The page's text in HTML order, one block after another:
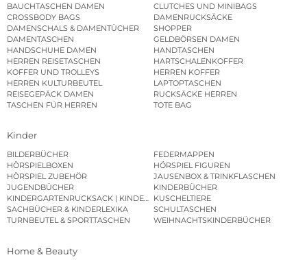
BAUCHTASCHEN DAMEN
CLUTCHES UND MINIBAGS
CROSSBODY BAGS
DAMENRUCKSÄCKE
DAMENSCHALS & DAMENTÜCHER
SHOPPER
DAMENTASCHEN
GELDBÖRSEN DAMEN
HANDSCHUHE DAMEN
HANDTASCHEN
HERREN REISETASCHEN
HARTSCHALENKOFFER
KOFFER UND TROLLEYS
HERREN KOFFER
HERREN KULTURBEUTEL
LAPTOPTASCHEN
REISEGEPÄCK DAMEN
RUCKSÄCKE HERREN
TASCHEN FÜR HERREN
TOTE BAG
Kinder
BILDERBÜCHER
FEDERMAPPEN
HÖRSPIELBOXEN
HÖRSPIEL FIGUREN
HÖRSPIEL ZUBEHÖR
JAUSENBOX & TRINKFLASCHEN
JUGENDBÜCHER
KINDERBÜCHER
KINDERGARTENRUCKSACK | KINDERGARTENBEUTEL
KUSCHELTIERE
SACHBÜCHER & KINDERLEXIKA
SCHULTASCHEN
TURNBEUTEL & SPORTTASCHEN
WEIHNACHTSKINDERBÜCHER
Home & Beauty